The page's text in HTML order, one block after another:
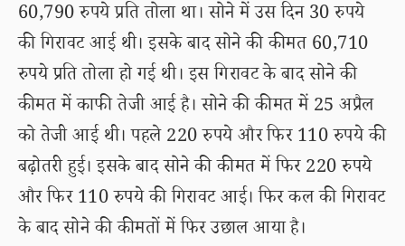
60,790 रुपये प्रति तोला था। सोने में उस दिन 30 रुपये
की गिरावट आई थी। इसके बाद सोने की कीमत 60,710
रुपये प्रति तोला हो गई थी। इस गिरावट के बाद सोने की
कीमत में काफी तेजी आई है। सोने की कीमत में 25 अप्रैल
को तेजी आई थी। पहले 220 रुपये और फिर 110 रुपये की
बढ़ोतरी हुई। इसके बाद सोने की कीमत में फिर 220 रुपये
और फिर 110 रुपये की गिरावट आई। फिर कल की गिरावट
के बाद सोने की कीमतों में फिर उछाल आया है।